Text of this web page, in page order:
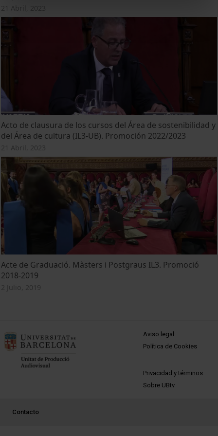
21 Abril, 2023
Acto de clausura de los cursos del Área de sostenibilidad y
del Área de cultura (IL3-UB). Promoción 2022/2023
21 Abril, 2023
Acte de Graduació. Màsters i Postgraus IL3. Promoció
2018-2019
2 Julio, 2019
MENÚ PEU 1
Aviso legal
Política de Cookies
PEU 2
Privacidad y términos
Sobre UBtv
PEU 3
Contacto